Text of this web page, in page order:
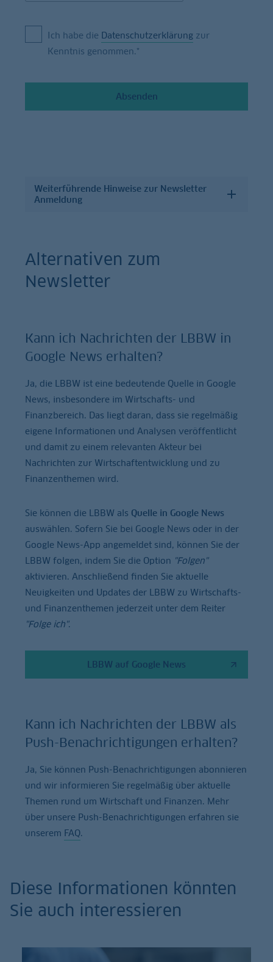
Ich habe die Datenschutzerklärung zur
Kenntnis genommen.*
Absenden
Weiterführende Hinweise zur Newsletter
Anmeldung
Alternativen zum
Newsletter
Kann ich Nachrichten der LBBW in
Google News erhalten?
Ja, die LBBW ist eine bedeutende Quelle in Google
News, insbesondere im Wirtschafts- und
Finanzbereich. Das liegt daran, dass sie regelmäßig
eigene Informationen und Analysen veröffentlicht
und damit zu einem relevanten Akteur bei
Nachrichten zur Wirtschaftentwicklung und zu
Finanzenthemen wird.
Sie können die LBBW als Quelle in Google News
auswählen. Sofern Sie bei Google News oder in der
Google News-App angemeldet sind, können Sie der
LBBW folgen, indem Sie die Option "Folgen"
aktivieren. Anschließend finden Sie aktuelle
Neuigkeiten und Updates der LBBW zu Wirtschafts-
und Finanzenthemen jederzeit unter dem Reiter
"Folge ich".
LBBW auf Google News
Kann ich Nachrichten der LBBW als
Push-Benachrichtigungen erhalten?
Ja, Sie können Push-Benachrichtigungen abonnieren
und wir informieren Sie regelmäßig über aktuelle
Themen rund um Wirtschaft und Finanzen. Mehr
über unsere Push-Benachrichtigungen erfahren sie
unserem FAQ.
Diese Informationen könnten
Sie auch interessieren